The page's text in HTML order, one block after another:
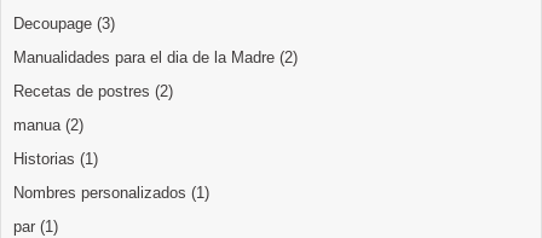
Decoupage (3)
Manualidades para el dia de la Madre (2)
Recetas de postres (2)
manua (2)
Historias (1)
Nombres personalizados (1)
par (1)